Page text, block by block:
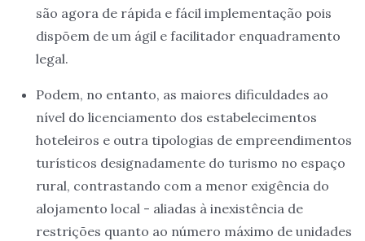
são agora de rápida e fácil implementação pois
dispõem de um ágil e facilitador enquadramento
legal.
Podem, no entanto, as maiores dificuldades ao
nível do licenciamento dos estabelecimentos
hoteleiros e outra tipologias de empreendimentos
turísticos designadamente do turismo no espaço
rural, contrastando com a menor exigência do
alojamento local - aliadas à inexistência de
restrições quanto ao número máximo de unidades